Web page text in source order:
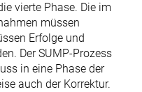
vierte Phase. Die im
müssen
Erfolge und
Der SUMP-Prozess
in eine Phase der
auch der Korrektur.